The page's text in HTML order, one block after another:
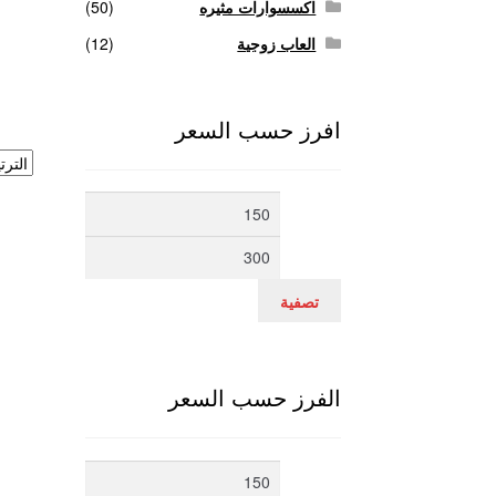
اكسسوارات مثيره
(50)
العاب زوجية
(12)
افرز حسب السعر
أدنى
تصفية
الفرز حسب السعر
أدنى